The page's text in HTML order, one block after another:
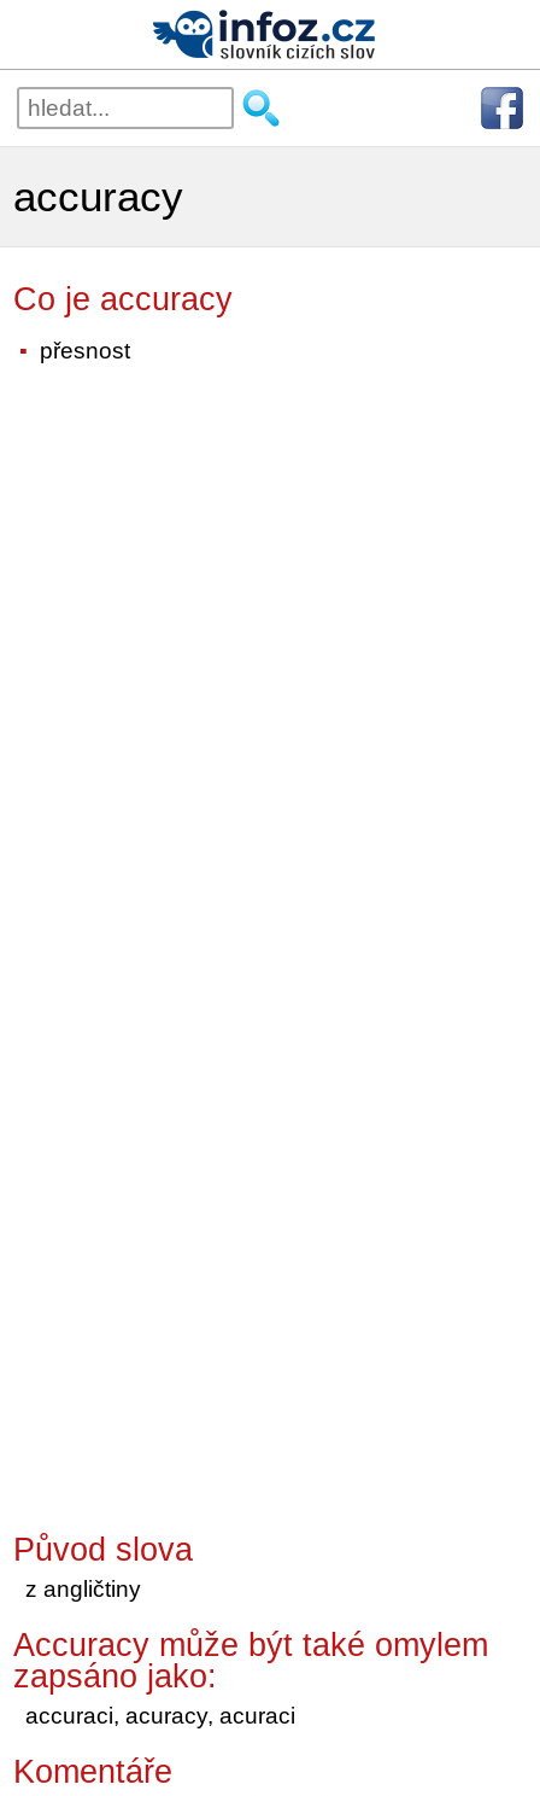
accuracy
Co je accuracy
přesnost
Původ slova
z angličtiny
Accuracy může být také omylem
zapsáno jako:
accuraci, acuracy, acuraci
Komentáře